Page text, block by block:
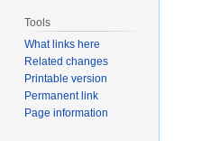
Tools
What links here
Related changes
Printable version
Permanent link
Page information